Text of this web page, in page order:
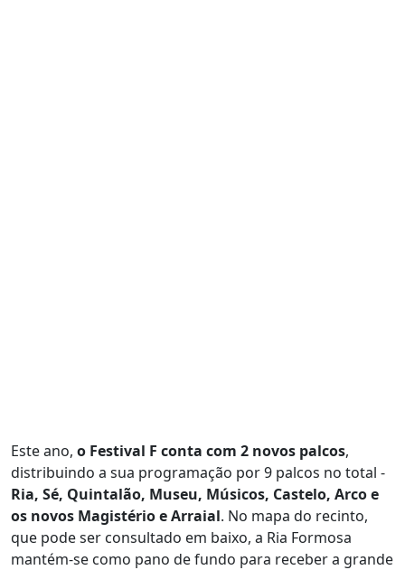
Este ano, o Festival F conta com 2 novos palcos,
distribuindo a sua programação por 9 palcos no total -
Ria, Sé, Quintalão, Museu, Músicos, Castelo, Arco e
os novos Magistério e Arraial. No mapa do recinto,
que pode ser consultado em baixo, a Ria Formosa
mantém-se como pano de fundo para receber a grande